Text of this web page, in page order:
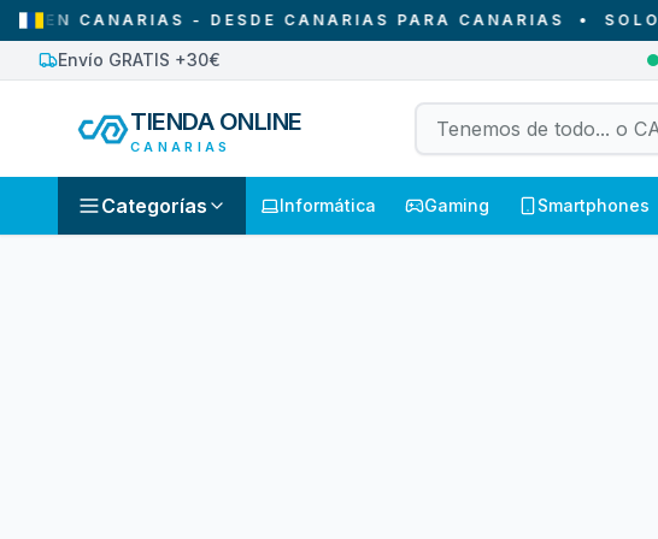
EN CANARIAS - DESDE CANARIAS PARA CANARIAS• SOLO
Envío GRATIS +30€
TIENDA ONLINE
CANARIAS
Categorías Informática Gaming Smartphones